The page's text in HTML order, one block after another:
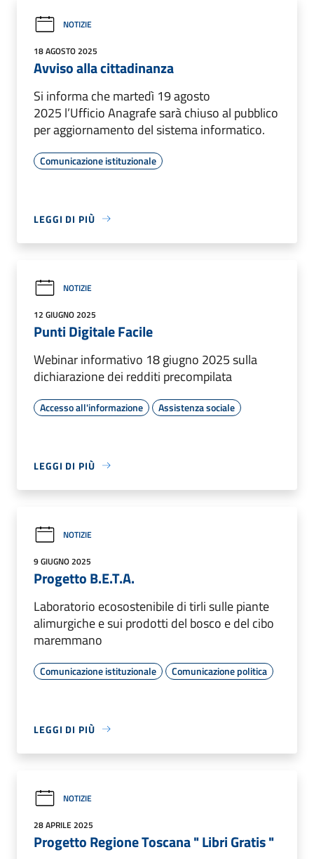
NOTIZIE
18 AGOSTO 2025
Avviso alla cittadinanza
Si informa che martedì 19 agosto
2025 l’Ufficio Anagrafe sarà chiuso al pubblico
per aggiornamento del sistema informatico.
Comunicazione istituzionale
LEGGI DI PIÙ
NOTIZIE
12 GIUGNO 2025
Punti Digitale Facile
Webinar informativo 18 giugno 2025 sulla
dichiarazione dei redditi precompilata
Accesso all'informazione Assistenza sociale
LEGGI DI PIÙ
NOTIZIE
9 GIUGNO 2025
Progetto B.E.T.A.
Laboratorio ecosostenibile di tirli sulle piante
alimurgiche e sui prodotti del bosco e del cibo
maremmano
Comunicazione istituzionale Comunicazione politica
LEGGI DI PIÙ
NOTIZIE
28 APRILE 2025
Progetto Regione Toscana " Libri Gratis "